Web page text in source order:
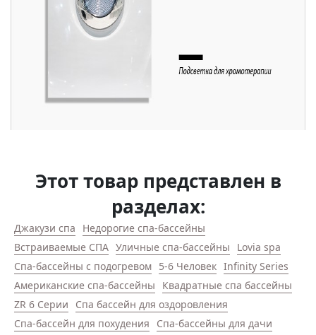
Этот товар представлен в
разделах:
Джакузи спа
Недорогие спа-бассейны
Встраиваемые СПА Уличные спа-бассейны
Lovia spa
Спа-бассейны с подогревом 5-6 Человек Infinity Series
Американские спа-бассейны
Квадратные спа бассейны
ZR 6 Серии
Спа бассейн для оздоровления
Спа-бассейн для похудения
Спа-бассейны для дачи